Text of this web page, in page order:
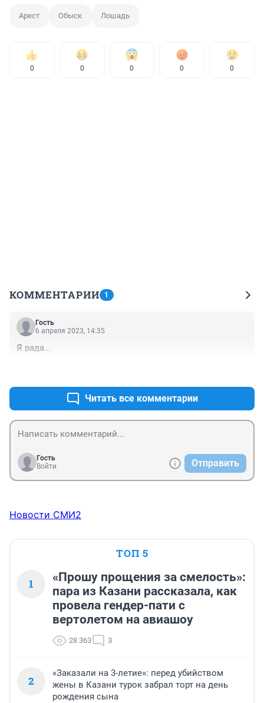
Арест Обыск Лошадь
0 0 0 0 0
КОММЕНТАРИИ 1
Гость
6 апреля 2023, 14:35
Я рада...
Читать все комментарии
Гость
Войти
Отправить
Новости СМИ2
ТОП 5
1
«Прошу прощения за смелость»:
пара из Казани рассказала, как
провела гендер-пати с
вертолетом на авиашоу
28 363 3
2
«Заказали на 3-летие»: перед убийством
жены в Казани турок забрал торт на день
рождения сына